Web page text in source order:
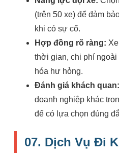
(trên 50 xe) để đảm
khi có sự cố.
Hợp đồng rõ ràng:
thời gian, chi phí
hóa hư hỏng.
Đánh giá khách quan:
doanh nghiệp khác
để có lựa chọn đúng
07. Dịch Vụ Đi